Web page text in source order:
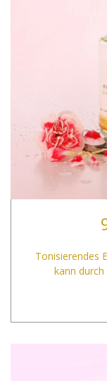
Tonisierendes
kann